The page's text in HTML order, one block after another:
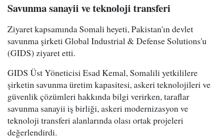
Savunma sanayii ve teknoloji transferi
Ziyaret kapsamında Somali heyeti, Pakistan'ın devlet
savunma şirketi Global Industrial & Defense Solutions'u
(GIDS) ziyaret etti.
GIDS Üst Yöneticisi Esad Kemal, Somalili yetkililere
şirketin savunma üretim kapasitesi, askeri teknolojileri ve
güvenlik çözümleri hakkında bilgi verirken, taraflar
savunma sanayii iş birliği, askeri modernizasyon ve
teknoloji transferi alanlarında olası ortak projeleri
değerlendirdi.